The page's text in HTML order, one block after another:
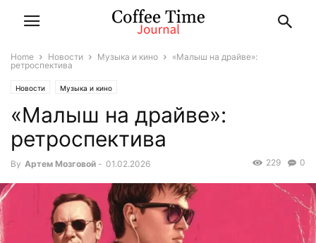
Home Новости Музыка и кино
«Малыш на драйве»:
ретроспектива
Новости Музыка и кино
«Малыш на драйве»:
ретроспектива
By Артем Мозговой - 01.02.2026 0
229